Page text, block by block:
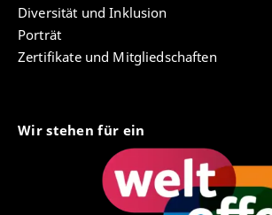
Diversität und Inklusion
Porträt
Zertifikate und Mitgliedschaften
Wir stehen für ein